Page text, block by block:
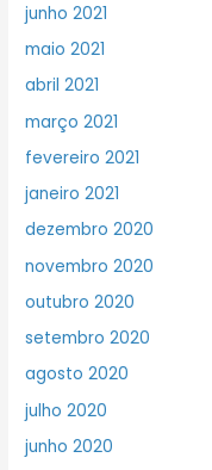
junho 2021
maio 2021
abril 2021
março 2021
fevereiro 2021
janeiro 2021
dezembro 2020
novembro 2020
outubro 2020
setembro 2020
agosto 2020
julho 2020
junho 2020